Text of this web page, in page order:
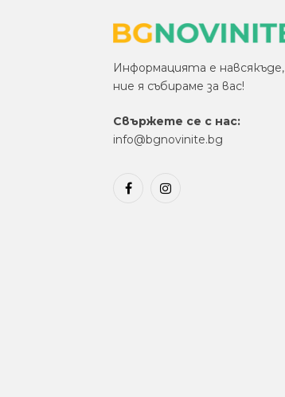
Информацията е навсякъде,
ние я събираме за вас!
Свържете се с нас:
info@bgnovinite.bg
FacebookInstagram